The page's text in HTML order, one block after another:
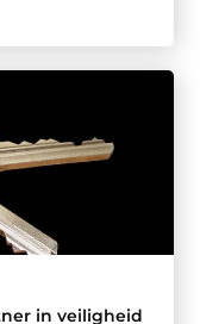
in veiligheid